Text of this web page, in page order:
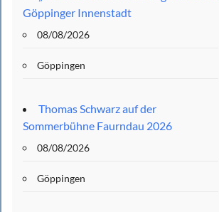
Göppinger Innenstadt
08/08/2026
Göppingen
Thomas Schwarz auf der
Sommerbühne Faurndau 2026
08/08/2026
Göppingen